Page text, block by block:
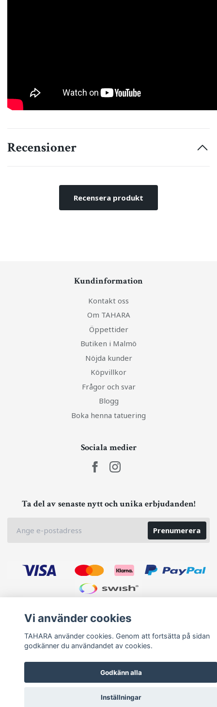
Recensioner
Recensera produkt
Kundinformation
Kontakt oss
Om TAHARA
Öppettider
Butiken i Malmö
Nöjda kunder
Köpvillkor
Frågor och svar
Blogg
Boka henna tatuering
Sociala medier
Ta del av senaste nytt och unika erbjudanden!
Prenumerera
© 2026 TAHARA
Vi använder cookies
TAHARA använder cookies. Genom att fortsätta på sidan
godkänner du användandet av cookies.
Godkänn alla
Inställningar